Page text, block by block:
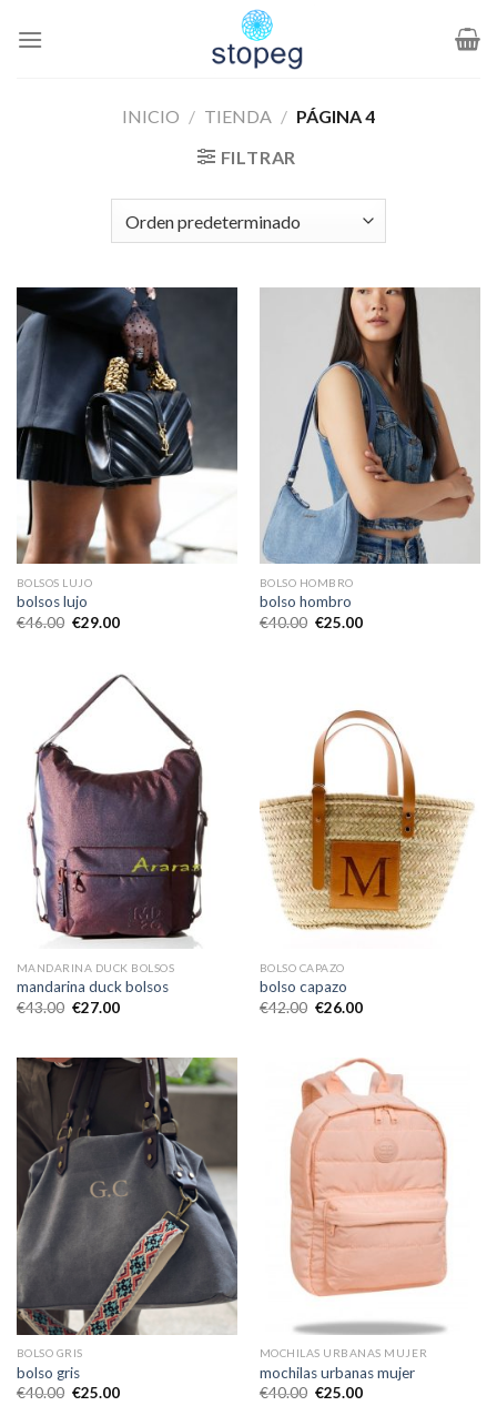
INICIO / TIENDA / PÁGINA 4
FILTRAR
BOLSOS LUJO
bolsos lujo
€46.00 €29.00
BOLSO HOMBRO
bolso hombro
€40.00 €25.00
MANDARINA DUCK BOLSOS
mandarina duck bolsos
€43.00 €27.00
BOLSO CAPAZO
bolso capazo
€42.00 €26.00
BOLSO GRIS
bolso gris
€40.00 €25.00
MOCHILAS URBANAS MUJER
mochilas urbanas mujer
€40.00 €25.00